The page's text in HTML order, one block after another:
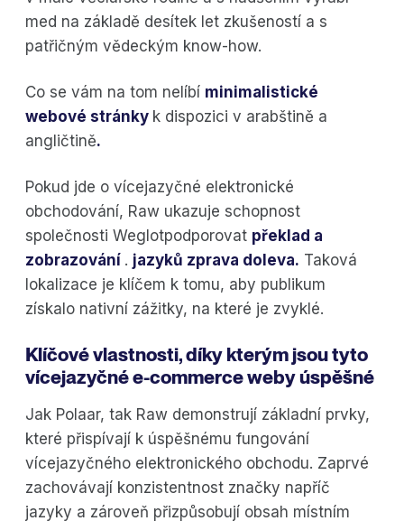
med na základě desítek let zkušeností a s
patřičným vědeckým know-how.
Co se vám na tom nelíbí minimalistické
webové stránky k dispozici v arabštině a
angličtině.
Pokud jde o vícejazyčné elektronické
obchodování, Raw ukazuje schopnost
společnosti Weglotpodporovat překlad a
zobrazování . jazyků zprava doleva. Taková
lokalizace je klíčem k tomu, aby publikum
získalo nativní zážitky, na které je zvyklé.
Klíčové vlastnosti, díky kterým jsou tyto
vícejazyčné e-commerce weby úspěšné
Jak Polaar, tak Raw demonstrují základní prvky,
které přispívají k úspěšnému fungování
vícejazyčného elektronického obchodu. Zaprvé
zachovávají konzistentnost značky napříč
jazyky a zároveň přizpůsobují obsah místním